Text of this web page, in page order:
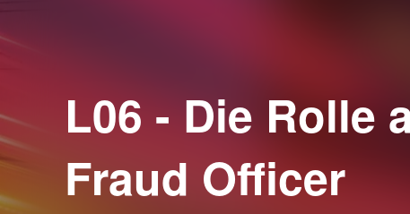
L06 - Die Rolle
Fraud Officer